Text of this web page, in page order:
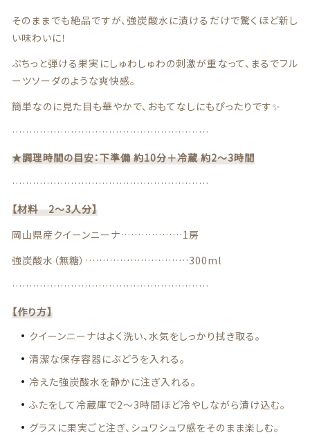
そのままでも絶品ですが、強炭酸水に漬けるだけで驚くほど新し
い味わいに！
ぷちっと弾ける果実にしゅわしゅわの刺激が重なって、まるでフル
ーツソーダのような爽快感。
簡単なのに見た目も華やかで、おもてなしにもぴったりです✨
…………………………………………………
★調理時間の目安：下準備 約10分＋冷蔵 約2〜3時間
…………………………………………………
【材料 2～3人分】
岡山県産クイーンニーナ………………1房
強炭酸水（無糖）…………………………300ml
…………………………………………………
【作り方】
クイーンニーナはよく洗い、水気をしっかり拭き取る。
清潔な保存容器にぶどうを入れる。
冷えた強炭酸水を静かに注ぎ入れる。
ふたをして冷蔵庫で2〜3時間ほど冷やしながら漬け込む。
グラスに果実ごと注ぎ、シュワシュワ感をそのまま楽しむ。
ランキング
新着商品
最近チェックした商品
注文履歴
ご利用ガイド
当店について
ブログ
よくある質問